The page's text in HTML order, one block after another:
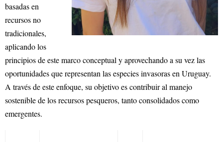
basadas en
recursos no
tradicionales,
aplicando los
principios de este marco conceptual y aprovechando a su vez las
oportunidades que representan las especies invasoras en Uruguay.
A través de este enfoque, su objetivo es contribuir al manejo
sostenible de los recursos pesqueros, tanto consolidados como
emergentes.